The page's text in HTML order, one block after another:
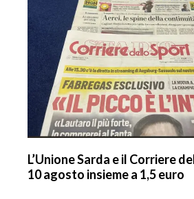
L’Unione Sarda e il Corriere
10 agosto insieme a 1,5 euro